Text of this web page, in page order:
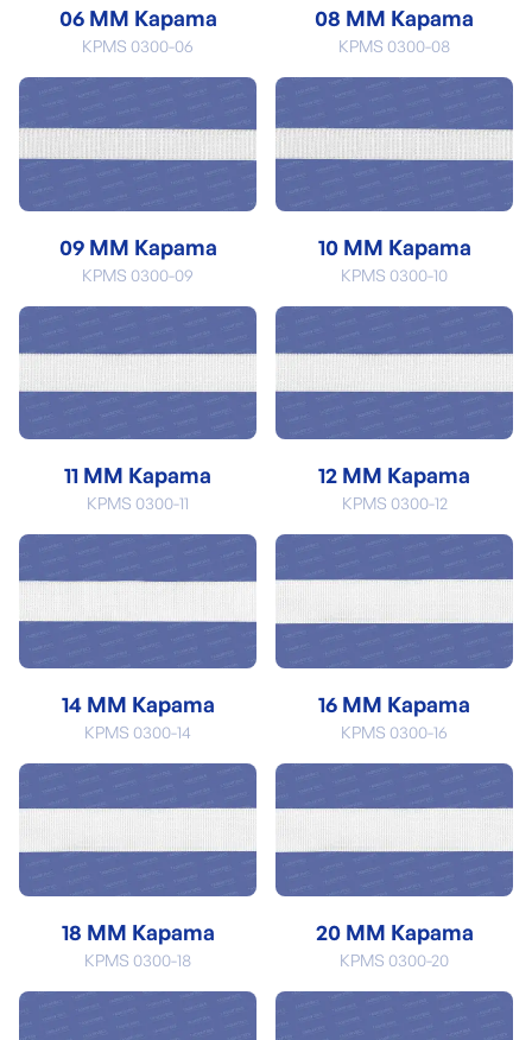
06 MM Kapama
KPMS 0300-06
08 MM Kapama
KPMS 0300-08
09 MM Kapama
KPMS 0300-09
10 MM Kapama
KPMS 0300-10
11 MM Kapama
KPMS 0300-11
12 MM Kapama
KPMS 0300-12
14 MM Kapama
KPMS 0300-14
16 MM Kapama
KPMS 0300-16
18 MM Kapama
KPMS 0300-18
20 MM Kapama
KPMS 0300-20